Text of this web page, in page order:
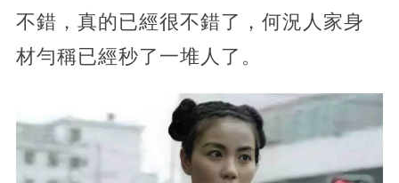
不錯，真的已經很不錯了， 何況人家身
材勻稱已經秒了一堆人了。